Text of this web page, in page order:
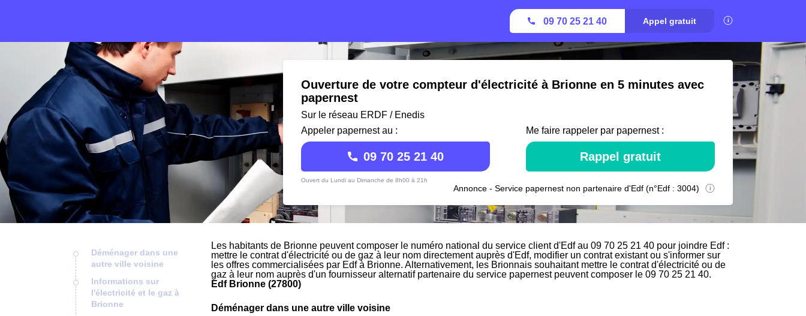
09 70 25 21 40 Appel gratuit
Ouverture de votre compteur d'électricité à Brionne en 5 minutes avec
papernest
Sur le réseau ERDF / Enedis
Appeler papernest au :
09 70 25 21 40
Ouvert du Lundi au Dimanche de 8h00 à 21h
Me faire rappeler par papernest :
Rappel gratuit
Annonce - Service papernest non partenaire d'Edf (n°Edf : 3004)
Déménager dans une
autre ville voisine
Informations sur
l'électricité et le gaz à
Brionne
Les habitants de Brionne peuvent composer le numéro national du service client d'Edf au 09 70 25 21 40 pour joindre Edf :
mettre le contrat d'électricité ou de gaz à leur nom directement auprès d'Edf, modifier un contrat existant ou s'informer sur
les offres commercialisées par Edf à Brionne. Alternativement, les Brionnais souhaitant mettre le contrat d'électricité ou de
gaz à leur nom auprès d'un fournisseur alternatif partenaire du service papernest peuvent composer le 09 70 25 21 40.
Edf Brionne (27800)
Déménager dans une autre ville voisine